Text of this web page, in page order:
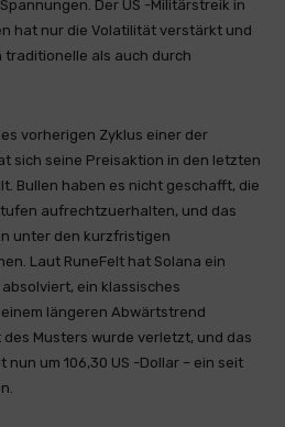
Der US -Militärstreik in
hat nur die Volatilität verstärkt und
traditionelle als auch durch
vorherigen Zyklus einer der
sich seine Preisaktion in den letzten
Bullen haben es nicht geschafft, die
aufrechtzuerhalten, und das
unter den kurzfristigen
Laut RuneFelt hat Solana ein
ein klassisches
längeren Abwärtstrend
Musters wurde verletzt, und das
um 106,30 US -Dollar – ein seit